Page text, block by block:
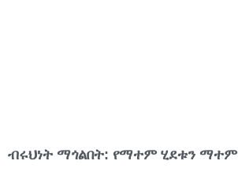
ብሩህነት ማጎልበት: የማተም ሂደቱን ማተም